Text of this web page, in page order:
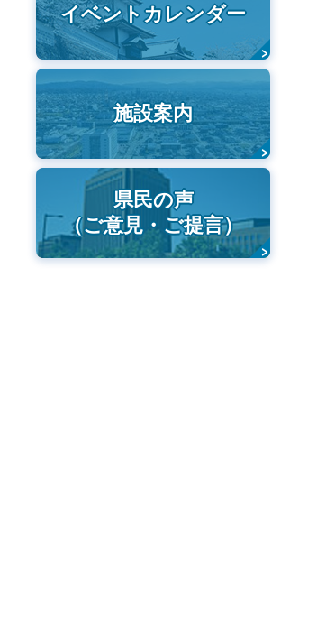
イベントカレンダー
施設案内
県民の声
（ご意見・ご提言）